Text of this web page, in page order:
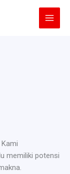
memiliki potensi